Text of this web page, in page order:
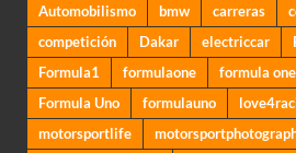
Automobilismo bmw carreras
competición
Dakar electriccar
Formula1
formulaone formula one
Formula Uno
formulauno
motorsportlife